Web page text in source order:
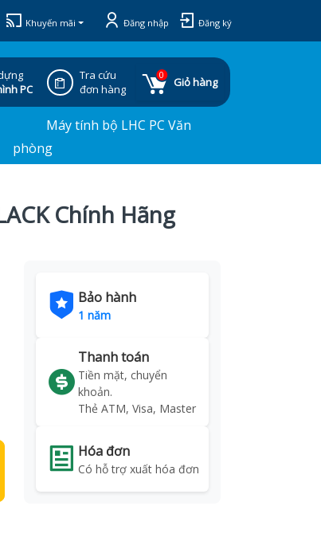
Khuyến mãi Đăng nhập Đăng ký
PC
Tra cứu
đơn hàng
0
Giỏ hàng
Máy tính bộ LHC PC Văn
phòng
Chính Hãng
Bảo hành
1 năm
Thanh toán
Tiền mặt, chuyển
khoản.
Thẻ ATM, Visa, Master
Hóa đơn
Có hỗ trợ xuất hóa đơn